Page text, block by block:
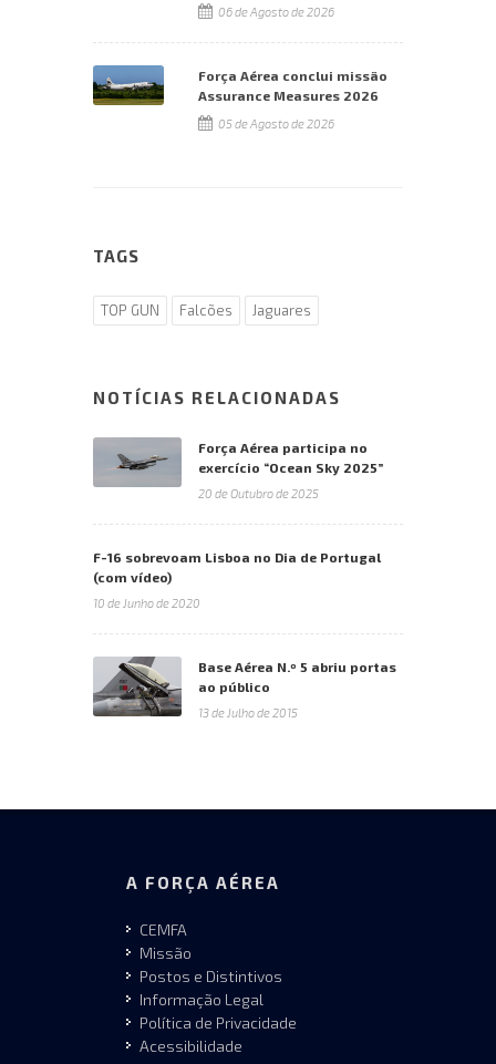
06 de Agosto de 2026
Força Aérea conclui missão
Assurance Measures 2026
05 de Agosto de 2026
TAGS
TOP GUN Falcões Jaguares
NOTÍCIAS RELACIONADAS
Força Aérea participa no
exercício “Ocean Sky 2025”
20 de Outubro de 2025
F-16 sobrevoam Lisboa no Dia de Portugal
(com vídeo)
10 de Junho de 2020
Base Aérea N.º 5 abriu portas
ao público
13 de Julho de 2015
A FORÇA AÉREA
CEMFA
Missão
Postos e Distintivos
Informação Legal
Política de Privacidade
Acessibilidade